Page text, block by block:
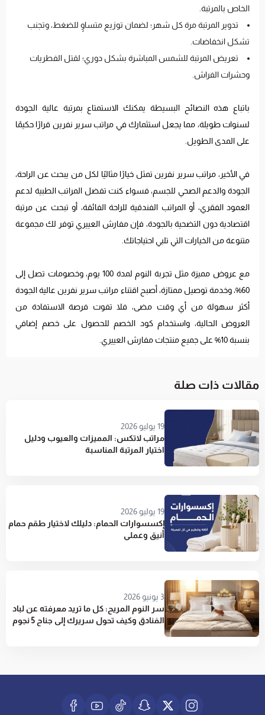
الخاص بالمرتبة.
تدوير المرتبة مرة كل شهر؛ لضمان توزيع متساوٍ للضغط، وتجنب
تشكل انخفاضات.
تعريض المرتبة للشمس المباشرة بشكل دوري؛ لقتل الفطريات
وحشرات الفراش.
باتباع هذه النصائح البسيطة يمكنك الاستمتاع بمرتبة عالية الجودة
لسنوات طويلة، مما يجعل استثمارك في مراتب سرير نفرين قرارًا حكيمًا
على المدى الطويل.
في الأخير، مراتب سرير نفرين تمثل خيارًا مثاليًا لكل من يبحث عن الراحة،
الجودة والدعم الصحي للجسم، فسواء كنت تفضل المراتب الطبية لدعم
العمود الفقري، أو المراتب الفندقية للراحة الفائقة، أو تبحث عن مرتبة
اقتصادية دون التضحية بالجودة، فإن مفارش العييري توفر لك مجموعة
متنوعة من الخيارات التي تلبي احتياجاتك.
مع عروض مميزة مثل تجربة النوم لمدة 100 يوم، وخصومات تصل إلى
60%، وخدمة توصيل ممتازة، أصبح اقتناء مراتب سرير نفرين عالية الجودة
أكثر سهولة من أي وقت مضى، فلا تفوت فرصة الاستفادة من
العروض الحالية، واستخدام كود الخصم للحصول على خصم إضافي
بنسبة 10% على جميع منتجات مفارش العييري.
مقالات ذات صلة
19 يوليو 2026
مراتب لاتكس: المميزات والعيوب ودليل
اختيار المرتبة المناسبة
19 يوليو 2026
إكسسوارات الحمام: دليلك لاختيار طقم حمام
أنيق وعملي
3 يونيو 2026
سر النوم المريح: كل ما تريد معرفته عن لباد
الفنادق وكيف تحول سريرك إلى جناح 5 نجوم